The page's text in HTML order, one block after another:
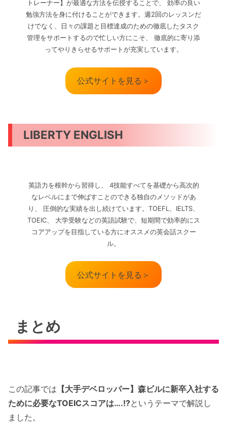
トレーナー】が最適な方法を伝授することで、 効率の良い
勉強方法を身に付けることができます。週2回のレッスンだ
けでなく、日々の課題と目標達成のための徹底したタスク
管理をサポートするので忙しい方にこそ、 徹底的に寄り添
ってやりきらせるサポートが充実しています。
公式サイトを見る＞
LIBERTY ENGLISH
英語力を根幹から習得し、 4技能すべてを基礎から高次的
なレベルにまで伸ばすことのできる独自のメソッドがあ
り、 圧倒的な実績を出し続けています。TOEFL、IELTS、
TOEIC、 大学受験などの英語試験で、短期間で効率的にス
コアアップを目指している方にオススメの英会話スクー
ル。
公式サイトを見る＞
まとめ
この記事では 【大手デベロッパー】森ビルに新卒入社する
ために必要なTOEICスコアは….!?というテーマで解説し
ました。